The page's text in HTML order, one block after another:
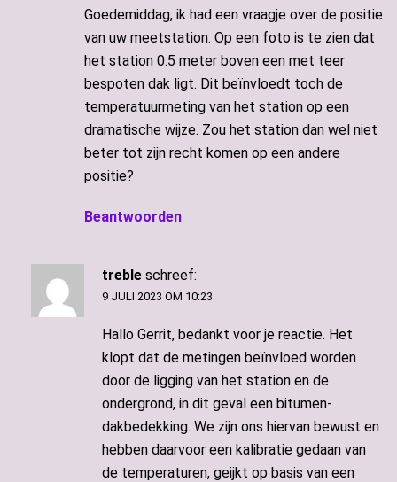
Goedemiddag, ik had een vraagje over de positie
van uw meetstation. Op een foto is te zien dat
het station 0.5 meter boven een met teer
bespoten dak ligt. Dit beïnvloedt toch de
temperatuurmeting van het station op een
dramatische wijze. Zou het station dan wel niet
beter tot zijn recht komen op een andere
positie?
Beantwoorden
treble schreef:
9 JULI 2023 OM 10:23
Hallo Gerrit, bedankt voor je reactie. Het
klopt dat de metingen beïnvloed worden
door de ligging van het station en de
ondergrond, in dit geval een bitumen-
dakbedekking. We zijn ons hiervan bewust en
hebben daarvoor een kalibratie gedaan van
de temperaturen, geijkt op basis van een